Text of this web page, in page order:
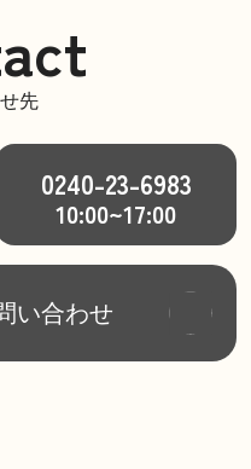
先
0240-23-6983
10:00~17:00
い合わせ